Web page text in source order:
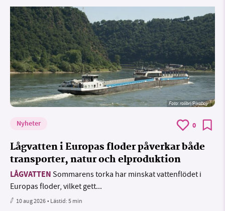
Foto:rolibri/Pixabay
Nyheter 0
Lågvatten i Europas floder påverkar både
transporter, natur och elproduktion
LÅGVATTEN Sommarens torka har minskat vattenflödet i
Europas floder, vilket gett...
10 aug 2026• Lästid:5 min